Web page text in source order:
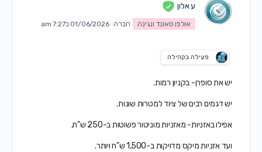
ע אלון
אולפן סאונד ונגינה חברה 01/06/2026 ב7:27 am
פעילה בקהילה
יש את סופרן- בקניון רמות.
יש דגמים רבים של ציוד למטרות שונות.
אפילו באזניות- מאזניות מוניטור פשוטות ב-250 ש"ח,
ועד אזניות מיקס מדויקות ב-1,500 ש"ח ויותר.